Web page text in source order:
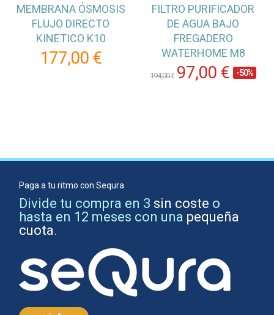
MEMBRANA ÓSMOSIS
FLUJO DIRECTO
KINETICO K10
177,00 €
FILTRO PURIFICADOR
DE AGUA BAJO
FREGADERO
WATERHOME M8
194,00 € 97,00 € -50%
Paga a tu ritmo con Sequra
Divide tu compra en 3 sin coste o
hasta en 12 meses con una pequeña
cuota.